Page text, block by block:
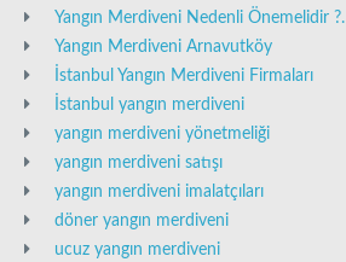
Yangın Merdiveni Nedenli Önemelidir ?.
Yangın Merdiveni Arnavutköy
İstanbul Yangın Merdiveni Firmaları
İstanbul yangın merdiveni
yangın merdiveni yönetmeliği
yangın merdiveni satışı
yangın merdiveni imalatçıları
döner yangın merdiveni
ucuz yangın merdiveni